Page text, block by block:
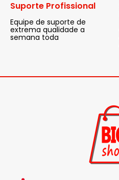
Suporte Profissional
Equipe de suporte de
extrema qualidade a
semana toda